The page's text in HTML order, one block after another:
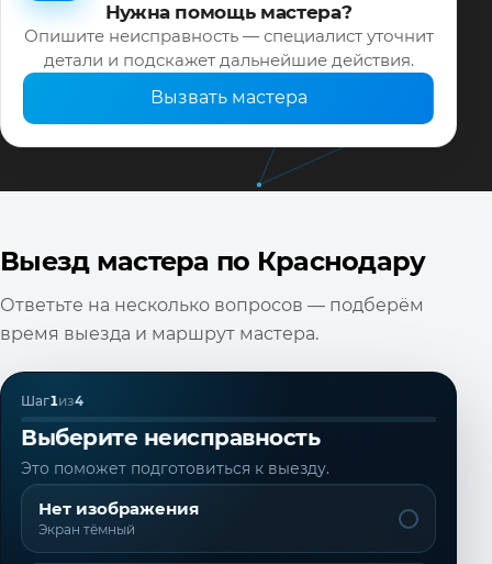
Нужна помощь мастера?
Опишите неисправность — специалист уточнит
детали и подскажет дальнейшие действия.
Вызвать мастера
Выезд мастера по Краснодару
Ответьте на несколько вопросов — подберём
время выезда и маршрут мастера.
Шаг1из4
Выберите неисправность
Это поможет подготовиться к выезду.
Нет изображения
Экран тёмный